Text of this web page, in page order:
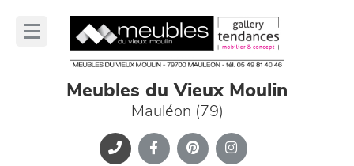
Meubles du Vieux Moulin
Mauléon (79)